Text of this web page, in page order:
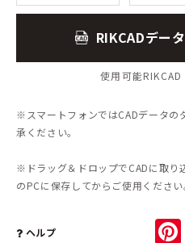
RIKCADデー
使用可能RIKCAD
※スマートフォンではCADデータの
承ください。
※ドラッグ＆ドロップでCADに取り
のPCに保存してからご使用ください
ヘルプ